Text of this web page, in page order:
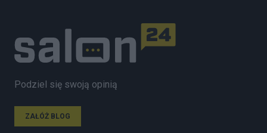
Podziel się swoją opinią
ZAŁÓŻ BLOG